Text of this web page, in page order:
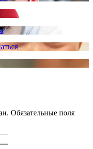
Обязательные поля